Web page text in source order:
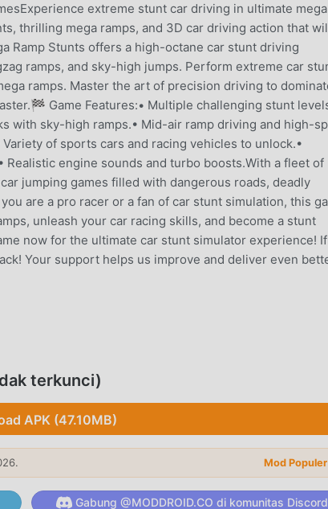
extreme stunt car driving in ultimate mega
thrilling mega ramps, and 3D car driving action that
Ramp Stunts offers a high-octane car stunt driving
ramps, and sky-high jumps. Perform extreme car
ramps. Master the art of precision driving to
Game Features:• Multiple challenging stunt
with sky-high ramps.• Mid-air ramp driving and high-
of sports cars and racing vehicles to unlock.•
engine sounds and turbo boosts.With a fleet of
jumping games filled with dangerous roads, deadly
are a pro racer or a fan of car stunt simulation, this
unleash your car racing skills, and become a stunt
now for the ultimate car stunt simulator experience!
Your support helps us improve and deliver even
populer baru-baru ini, game ini mendapatkan banyak
adalah pilihan terbaik Anda. moddroid tidak hanya
tetapi juga menyediakan Free mod gratis,
sehingga Anda dapat fokus menikmati kesenangan
aman, tersedia, dan gratis untuk dipasang. Cukup
Ramp Stunts 10.8 dengan satu klik. Tunggu apa
terkunci)
APK (47.10MB)
Mod
Gabung @MODDROID.CO di komunitas Discord